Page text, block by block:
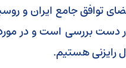
توافق جامع ایران و
دست بررسی است و در
رایزنی هستیم.